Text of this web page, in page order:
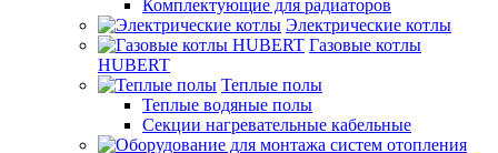
Комплектующие для радиаторов
Электрические котлы
Газовые котлы
HUBERT
Теплые полы
Теплые водяные полы
Секции нагревательные кабельные